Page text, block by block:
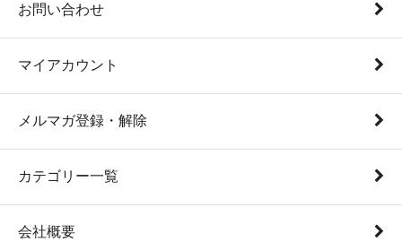
お問い合わせ
マイアカウント
メルマガ登録・解除
カテゴリー一覧
会社概要